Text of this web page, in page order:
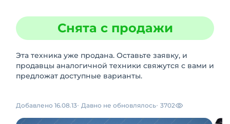
Снята с продажи
Эта техника уже продана. Оставьте заявку, и
продавцы аналогичной техники свяжутся с вами и
предложат доступные варианты.
Добавлено 16.08.13 Давно не обновлялось 3702